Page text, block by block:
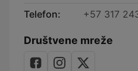
Telefon:
+57 317
Društvene mreže